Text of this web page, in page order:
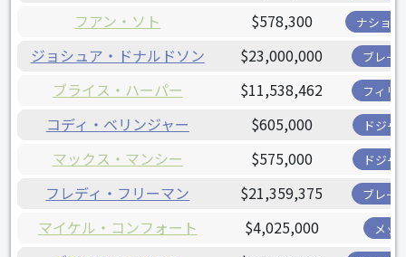
フアン・ソト $578,300 ナショ
ジョシュア・ドナルドソン $23,000,000 ブレー
ブライス・ハーパー $11,538,462 フィリ
コディ・ベリンジャー $605,000 ドジャ
マックス・マンシー $575,000 ドジャ
フレディ・フリーマン $21,359,375 ブレー
マイケル・コンフォート $4,025,000 メッ